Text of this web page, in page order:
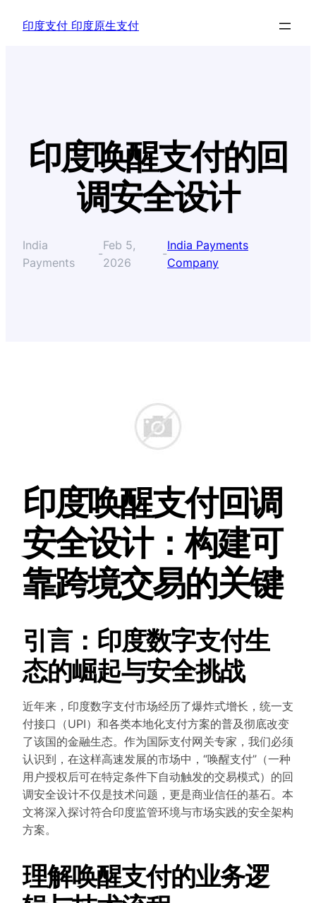
印度支付 印度原生支付
印度唤醒支付的回
调安全设计
India
Payments
-
Feb 5,
2026
-
India Payments
Company
印度唤醒支付回调
安全设计：构建可
靠跨境交易的关键
引言：印度数字支付生
态的崛起与安全挑战
近年来，印度数字支付市场经历了爆炸式增长，统一支
付接口（UPI）和各类本地化支付方案的普及彻底改变
了该国的金融生态。作为国际支付网关专家，我们必须
认识到，在这样高速发展的市场中，“唤醒支付”（一种
用户授权后可在特定条件下自动触发的交易模式）的回
调安全设计不仅是技术问题，更是商业信任的基石。本
文将深入探讨符合印度监管环境与市场实践的安全架构
方案。
理解唤醒支付的业务逻